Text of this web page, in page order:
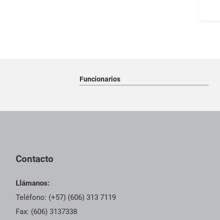
Funcionarios
Contacto
Llámanos:
Teléfono: (+57) (606) 313 7119
Fax: (606) 3137338